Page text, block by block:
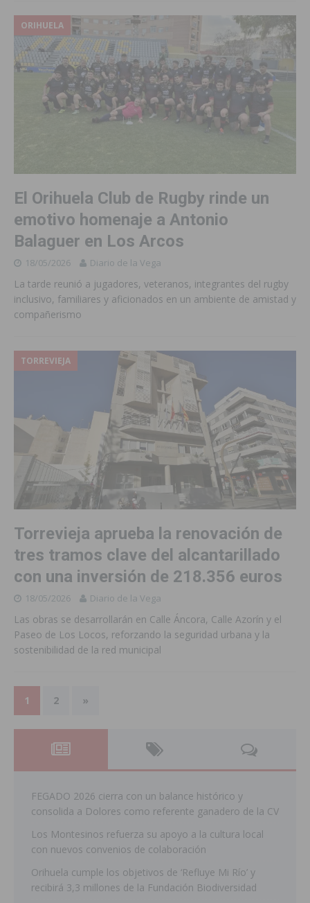
ORIHUELA
El Orihuela Club de Rugby rinde un
emotivo homenaje a Antonio
Balaguer en Los Arcos
18/05/2026 Diario de la Vega
La tarde reunió a jugadores, veteranos, integrantes del rugby
inclusivo, familiares y aficionados en un ambiente de amistad y
compañerismo
TORREVIEJA
Torrevieja aprueba la renovación de
tres tramos clave del alcantarillado
con una inversión de 218.356 euros
18/05/2026 Diario de la Vega
Las obras se desarrollarán en Calle Áncora, Calle Azorín y el
Paseo de Los Locos, reforzando la seguridad urbana y la
sostenibilidad de la red municipal
1 2 »
FEGADO 2026 cierra con un balance histórico y
consolida a Dolores como referente ganadero de la CV
Los Montesinos refuerza su apoyo a la cultura local
con nuevos convenios de colaboración
Orihuela cumple los objetivos de ‘Refluye Mi Río’ y
recibirá 3,3 millones de la Fundación Biodiversidad